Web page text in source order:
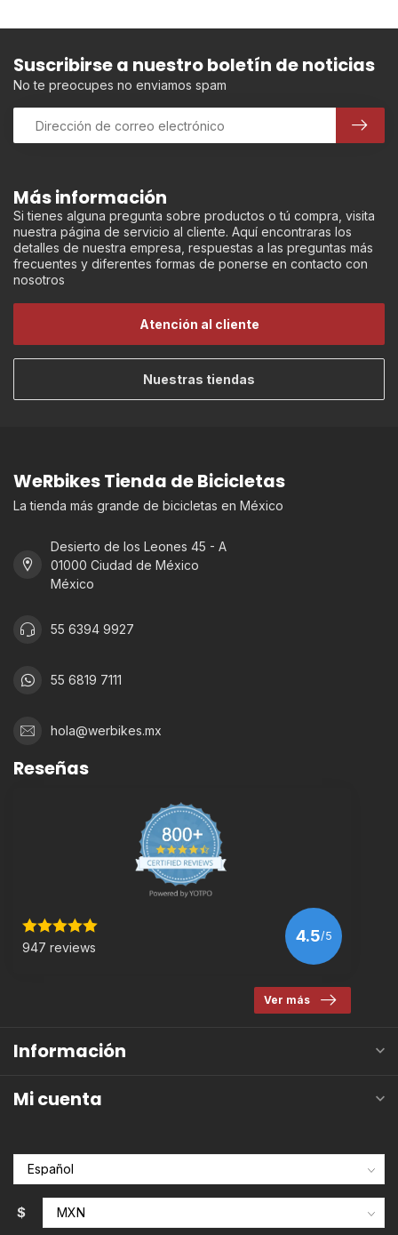
Más información
Si tienes alguna pregunta sobre productos o tú compra, visita
nuestra página de servicio al cliente. Aquí encontraras los
detalles de nuestra empresa, respuestas a las preguntas más
frecuentes y diferentes formas de ponerse en contacto con
nosotros
Atención al cliente
Nuestras tiendas
Suscribirse a nuestro boletín de noticias
No te preocupes no enviamos spam
WeRbikes Tienda de Bicicletas
La tienda más grande de bicicletas en México
Desierto de los Leones 45 - A
01000 Ciudad de México
México
55 6394 9927
55 6819 7111
hola@werbikes.mx
Reseñas
947 reviews
4.5/5
Ver más
Información
Mi cuenta
$